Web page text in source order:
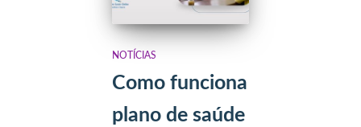
NOTÍCIAS
Como funciona
plano de saúde